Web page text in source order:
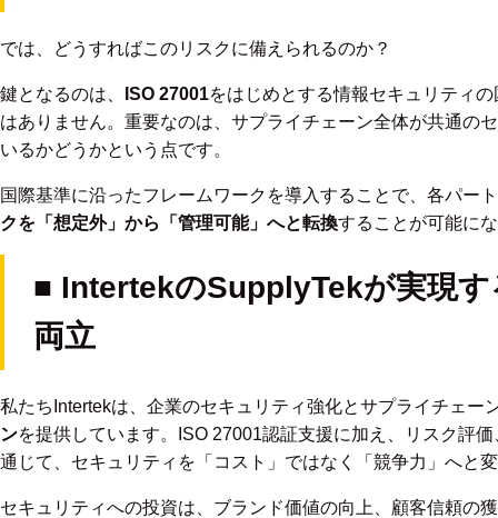
では、どうすればこのリスクに備えられるのか？
鍵となるのは、 ISO 27001をはじめとする情報セキュリティ
はありません。重要なのは、サプライチェーン全体が共通の
いるかどうかという点です。
国際基準に沿ったフレームワークを導入することで、各パー
クを「想定外」から「管理可能」へと転換することが可能に
■ IntertekのSupplyTekが実現す
両立
私たちIntertekは、企業のセキュリティ強化とサプライチェー
ンを提供しています。ISO 27001認証支援に加え、リスク評
通じて、セキュリティを「コスト」ではなく「競争力」へと
セキュリティへの投資は、ブランド価値の向上、顧客信頼の